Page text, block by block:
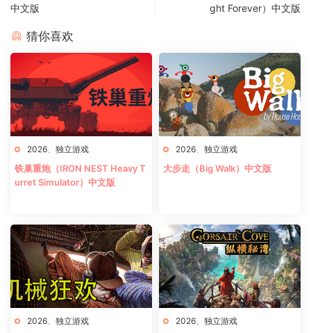
中文版
ght Forever）中文版
猜你喜欢
2026 独立游戏
铁巢重炮（IRON NEST Heavy T
urret Simulator）中文版
2026 独立游戏
大步走（Big Walk）中文版
2026 独立游戏 2026 独立游戏